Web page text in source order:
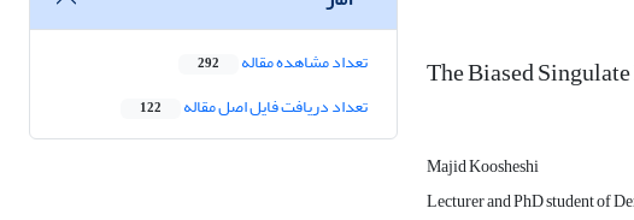
The Biased
Majid Koosheshi
Lecturer and PhD student of
تعداد مشاهده مقاله 292
تعداد دریافت فایل اصل مقاله 122